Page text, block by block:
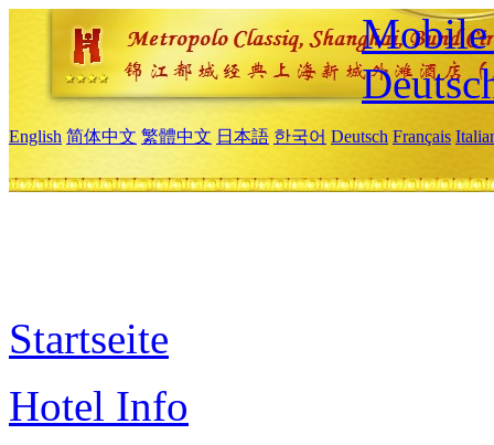
Mobile
English 简体中文 繁體中文 日本語 한국어 Deutsch Français
Startseite
Hotel Info